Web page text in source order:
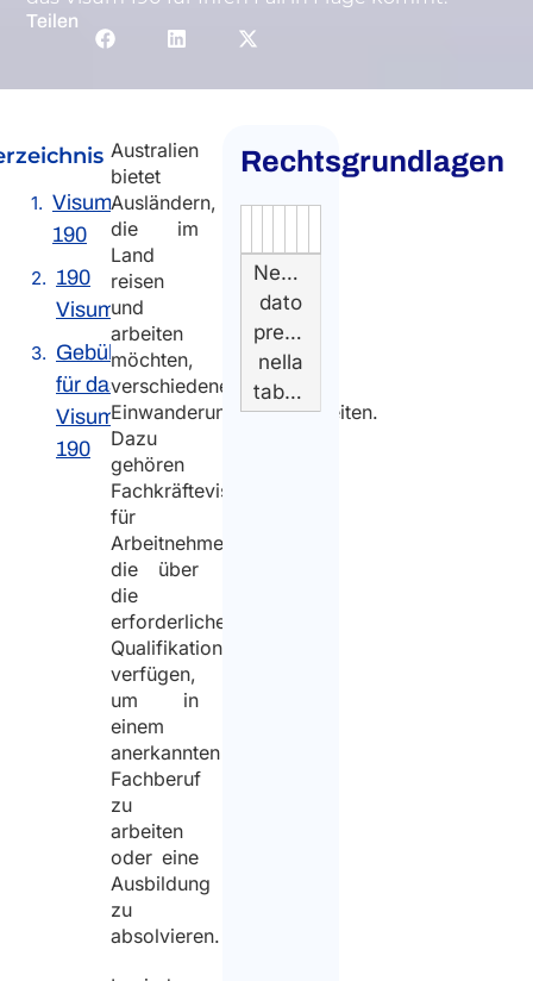
Teilen
Visum
190
190
Visumantrag
Gebühr
für das
Visum
190
Australien
bietet
Ausländern,
die im
Land
reisen
und
arbeiten
möchten,
verschiedene
Einwanderungsmöglichkeiten.
Dazu
gehören
Fachkräftevisa
für
Arbeitnehmer,
die über
die
erforderlichen
Qualifikationen
verfügen,
um in
einem
anerkannten
Fachberuf
zu
arbeiten
oder eine
Ausbildung
zu
absolvieren.
Rechtsgrundlagen
Nessun
dato
presente
nella
tabella